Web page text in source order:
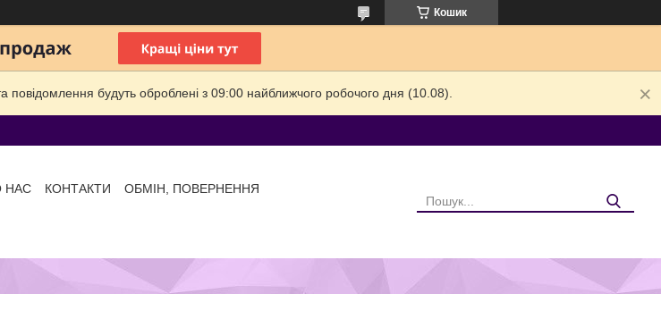
Кошик
повідомлення будуть оброблені з 09:00 найближчого робочого дня (10.08).
НАС КОНТАКТИ
ОБМІН, ПОВЕРНЕННЯ